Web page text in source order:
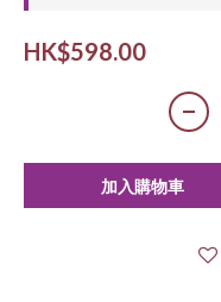
HK$598.00
加入購物車